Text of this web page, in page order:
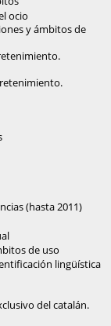
ocio
y ámbitos de
(hasta 2011)
de uso
lingüística
del catalán.